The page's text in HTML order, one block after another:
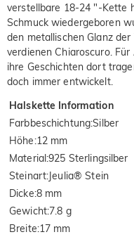
verstellbare 18-24 "-Kette
Schmuck wiedergeboren
den metallischen Glanz
verdienen Chiaroscuro.
ihre Geschichten dort
doch immer entwickelt.
Halskette Information
Farbbeschichtung:Silber
Höhe:12 mm
Material:925 Sterlingsilber
Steinart:Jeulia® Stein
Dicke:8 mm
Gewicht:7.8 g
Breite:17 mm